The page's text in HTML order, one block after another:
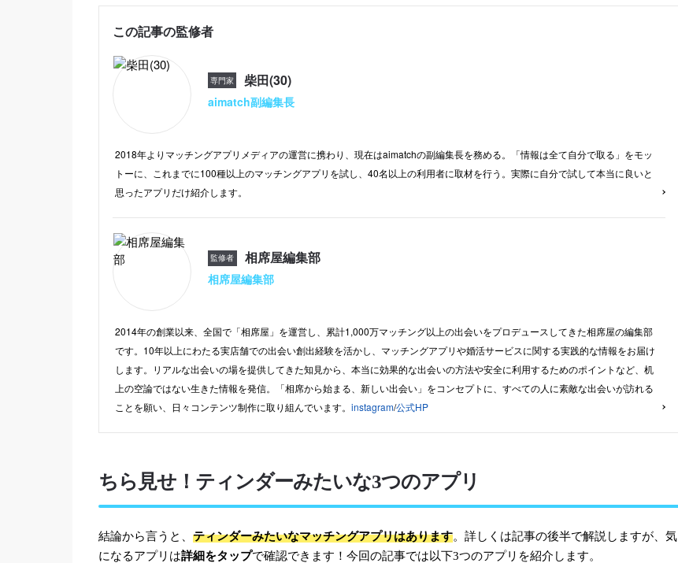
この記事の監修者
専門家 柴田(30)
aimatch副編集長
2018年よりマッチングアプリメディアの運営に携わり、現在はaimatchの副編集長を務める。「情報は全て自分で取る」をモッ
トーに、これまでに100種以上のマッチングアプリを試し、40名以上の利用者に取材を行う。実際に自分で試して本当に良いと
思ったアプリだけ紹介します。
監修者 相席屋編集部
相席屋編集部
2014年の創業以来、全国で「相席屋」を運営し、累計1,000万マッチング以上の出会いをプロデュースしてきた相席屋の編集部
です。10年以上にわたる実店舗での出会い創出経験を活かし、マッチングアプリや婚活サービスに関する実践的な情報をお届け
します。リアルな出会いの場を提供してきた知見から、本当に効果的な出会いの方法や安全に利用するためのポイントなど、机
上の空論ではない生きた情報を発信。「相席から始まる、新しい出会い」をコンセプトに、すべての人に素敵な出会いが訪れる
ことを願い、日々コンテンツ制作に取り組んでいます。 instagram/公式HP
ちら見せ！ティンダーみたいな3つのアプリ
結論から言うと、 ティンダーみたいなマッチングアプリはあります。詳しくは記事の後半で解説しますが、気
になるアプリは詳細をタップで確認できます！今回の記事では以下3つのアプリを紹介します。